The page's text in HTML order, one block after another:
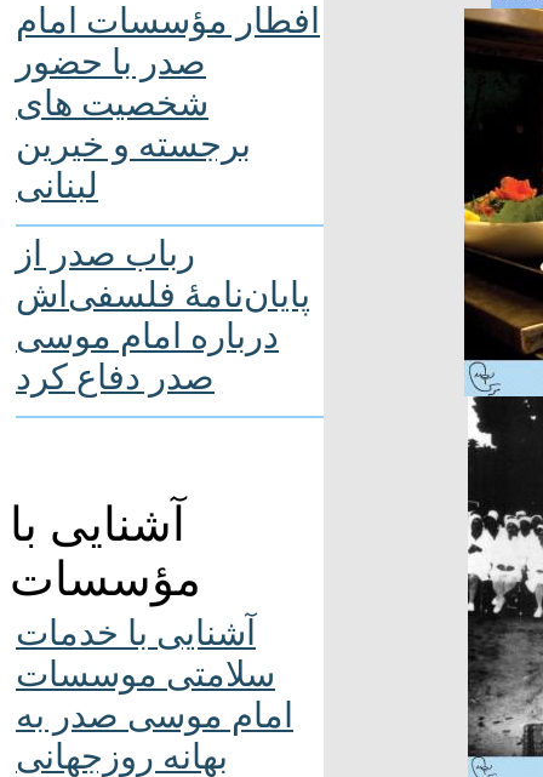
پرستاری ۱۹۷۵
افطار مؤسسات امام
صدر با حضور
شخصیت های
برجسته و خیرین
لبنانی
رباب صدر از
پایان‌نامۀ فلسفی‌اش
درباره امام موسی
صدر دفاع کرد
آشنایی با
مؤسسات
آشنایی با خدمات
سلامتی موسسات
امام موسی صدر به
بهانه روزجهانی